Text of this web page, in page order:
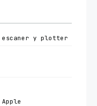
escaner y plotter